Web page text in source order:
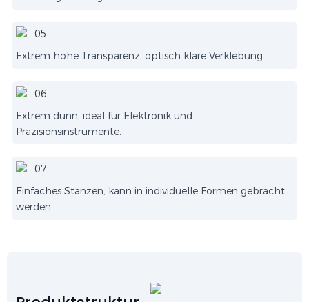
Extrem hohe Transparenz, optisch klare Verklebung.
Extrem dünn, ideal für Elektronik und
Präzisionsinstrumente.
Einfaches Stanzen, kann in individuelle Formen gebracht
werden.